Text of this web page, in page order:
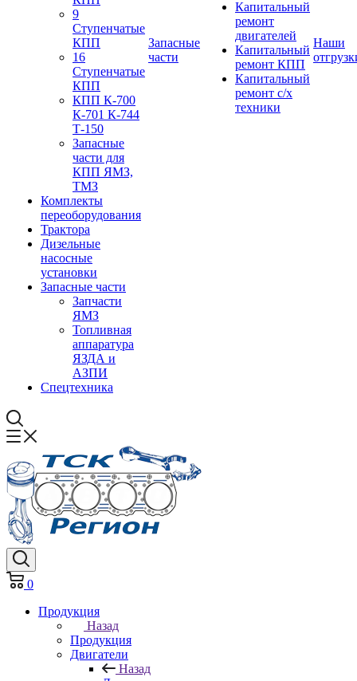
9
Ступенчатые
КПП
16
Ступенчатые
КПП
КПП К-700
К-701 К-744
Т-150
Запасные
части для
КПП ЯМЗ,
ТМЗ
Комплекты
переоборудования
Трактора
Дизельные
насосные
установки
Запасные части
Запчасти
ЯМЗ
Топливная
аппаратура
ЯЗДА и
АЗПИ
Спецтехника
Запасные
части
Капитальный
ремонт
двигателей
Капитальный
ремонт КПП
Капитальный
ремонт с/х
техники
Наши
0
Продукция
Назад
Продукция
Двигатели
Назад